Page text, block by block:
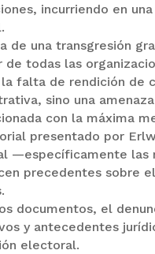
incurriendo en
de una transgresión
de todas las
la falta de rendición de
sino una
con la máxima
presentado por
—específicamente las
precedentes sobre
documentos, el
y antecedentes
electoral.